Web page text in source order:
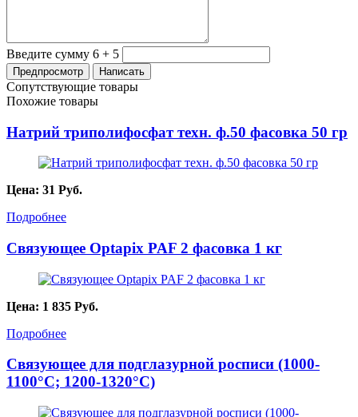
Введите сумму 6 + 5
Сопутствующие товары
Похожие товары
Натрий триполифосфат техн. ф.50 фасовка 50 гр
Цена: 31 Руб.
Подробнее
Связующее Optapix PAF 2 фасовка 1 кг
Цена: 1 835 Руб.
Подробнее
Связующее для подглазурной росписи (1000-
1100°С; 1200-1320°С)